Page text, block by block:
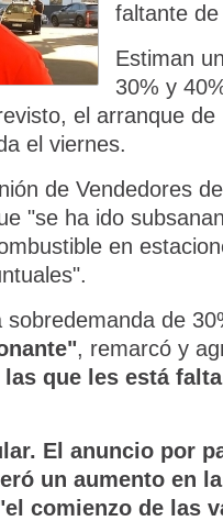
faltante
Estiman
30% y
el arranque
el viernes.
de Vendedores
"se ha ido
en
sobredemanda de
, remarcó y
que les está
El anuncio por
un aumento en
comienzo de las